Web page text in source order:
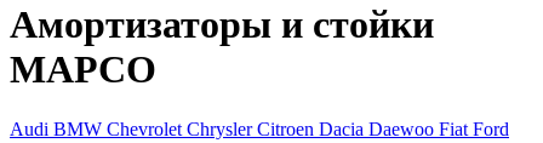
Амортизаторы и стойки
MAPCO
Audi BMW Chevrolet ChryslerCitroen Dacia Daewoo Fiat Ford